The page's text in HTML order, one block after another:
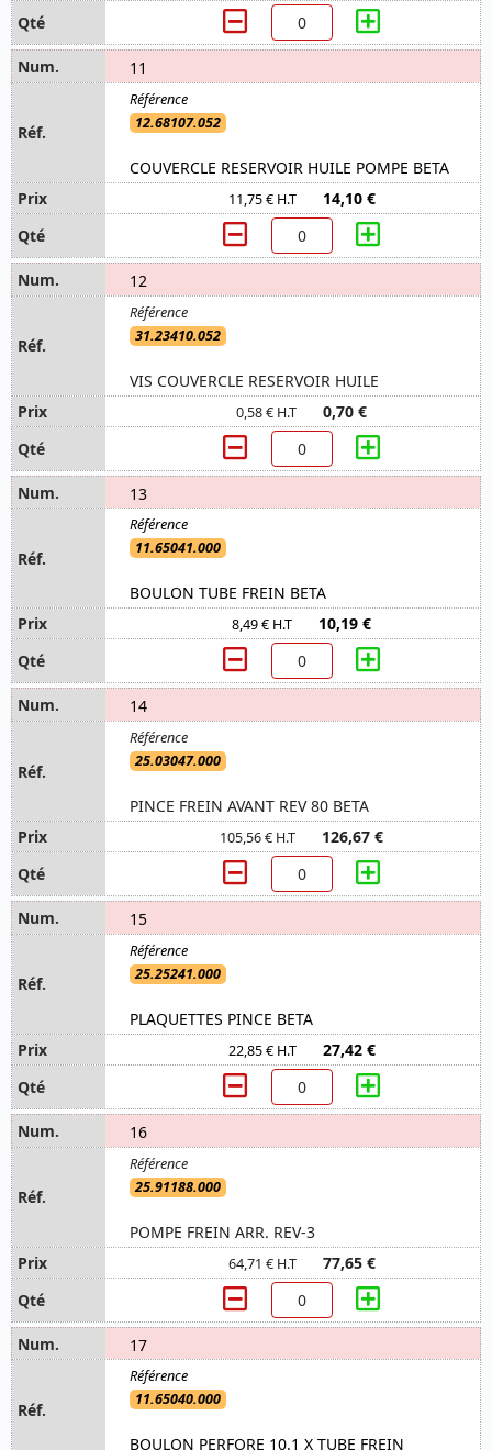
11
12.68107.052
COUVERCLE RESERVOIR HUILE POMPE BETA
11,75 € H.T 14,10 €
12
31.23410.052
VIS COUVERCLE RESERVOIR HUILE
0,58 € H.T 0,70 €
13
11.65041.000
BOULON TUBE FREIN BETA
8,49 € H.T 10,19 €
14
25.03047.000
PINCE FREIN AVANT REV 80 BETA
105,56 € H.T 126,67 €
15
25.25241.000
PLAQUETTES PINCE BETA
22,85 € H.T 27,42 €
16
25.91188.000
POMPE FREIN ARR. REV-3
64,71 € H.T 77,65 €
17
11.65040.000
BOULON PERFORE 10.1 X TUBE FREIN